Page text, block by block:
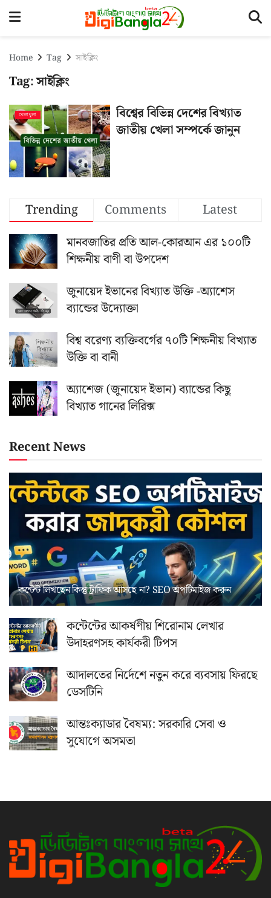
Home Tag সাইক্লিং
Tag:সাইক্লিং
খেলাধুলা
বিশ্বের বিভিন্ন দেশের বিখ্যাত
জাতীয় খেলা সম্পর্কে জানুন
Trending Comments
Latest
মানবজাতির প্রতি আল-কোরআন এর ১০০টি
শিক্ষনীয় বাণী বা উপদেশ
জুনায়েদ ইভানের বিখ্যাত উক্তি -অ্যাশেস
ব্যান্ডের উদ্যোক্তা
বিশ্ব বরেণ্য ব্যক্তিবর্গের ৭০টি শিক্ষনীয় বিখ্যাত
উক্তি বা বানী
অ্যাশেজ (জুনায়েদ ইভান) ব্যান্ডের কিছু
বিখ্যাত গানের লিরিক্স
Recent News
কন্টেন্ট লিখছেন কিন্তু ট্রাফিক আসছে না? ‍SEO অপটিমাইজ করুন
কন্টেন্টের আকর্ষণীয় শিরোনাম লেখার
উদাহরণসহ কার্যকরী টিপস
আদালতের নির্দেশে নতুন করে ব্যবসায় ফিরছে
ডেসটিনি
আন্তঃক্যাডার বৈষম্য: সরকারি সেবা ও
সুযোগে অসমতা